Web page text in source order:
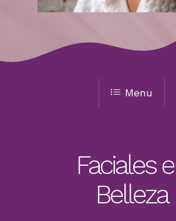
Menu
Faciales
Belleza